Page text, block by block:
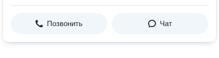
Позвонить Чат